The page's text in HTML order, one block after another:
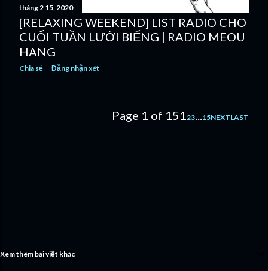
tháng 2 15, 2020
[RELAXING WEEKEND] LIST RADIO CHO
CUỐI TUẦN LƯỜI BIẾNG | RADIO MEOU
HANG
Chia sẻ Đăng nhận xét
Page 1 of 151 23 15NEXTLAST
Xem thêm bài viết khác